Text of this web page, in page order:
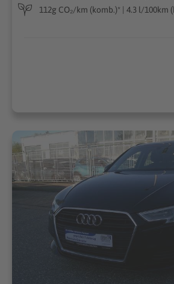
112g CO₂/km (komb.)* | 4.3 l/100km